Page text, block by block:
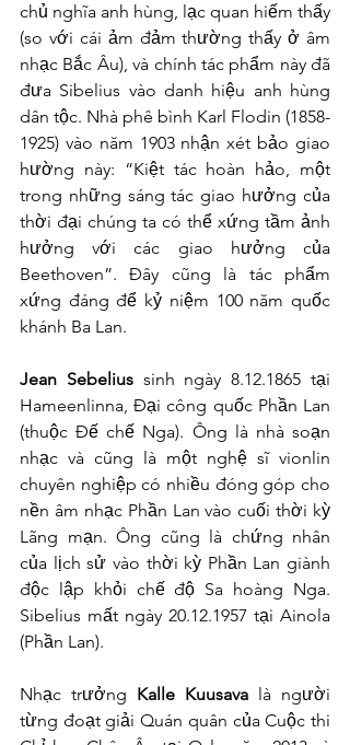
chủ nghĩa anh hùng, lạc quan hiếm thấy
(so với cái ảm đảm thường thấy ở âm
nhạc Bắc Âu), và chính tác phẩm này đã
đưa Sibelius vào danh hiệu anh hùng
dân tộc. Nhà phê bình Karl Flodin (1858-
1925) vào năm 1903 nhận xét bảo giao
hường này: “Kiệt tác hoàn hảo, một
trong những sáng tác giao hưởng của
thời đại chúng ta có thể xứng tầm ảnh
hưởng với các giao hưởng của
Beethoven”. Đây cũng là tác phẩm
xứng đáng để kỷ niệm 100 năm quốc
khánh Ba Lan.
Jean Sebelius sinh ngày 8.12.1865 tại
Hameenlinna, Đại công quốc Phần Lan
(thuộc Đế chế Nga). Ông là nhà soạn
nhạc và cũng là một nghệ sĩ vionlin
chuyên nghiệp có nhiều đóng góp cho
nền âm nhạc Phần Lan vào cuối thời kỳ
Lãng mạn. Ông cũng là chứng nhân
của lịch sử vào thời kỳ Phần Lan giành
độc lập khỏi chế độ Sa hoàng Nga.
Sibelius mất ngày 20.12.1957 tại Ainola
(Phần Lan).
Nhạc trưởng Kalle Kuusava là người
từng đoạt giải Quán quân của Cuộc thi